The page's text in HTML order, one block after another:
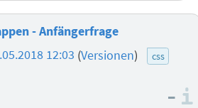
- Anfängerfrage
12:03 (Versionen)
css
–